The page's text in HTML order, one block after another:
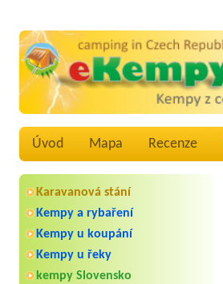
Úvod Mapa Recenze
Karavanová stání
Kempy a rybaření
Kempy u koupání
Kempy u řeky
kempy Slovensko